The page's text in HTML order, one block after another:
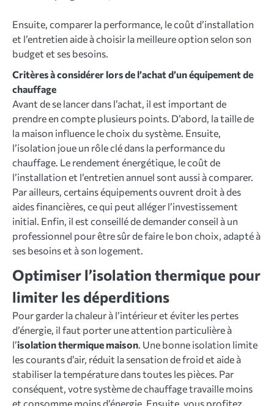
Ensuite, comparer la performance, le coût d’installation
et l’entretien aide à choisir la meilleure option selon son
budget et ses besoins.
Critères à considérer lors de l’achat d’un équipement de
chauffage
Avant de se lancer dans l’achat, il est important de
prendre en compte plusieurs points. D’abord, la taille de
la maison influence le choix du système. Ensuite,
l’isolation joue un rôle clé dans la performance du
chauffage. Le rendement énergétique, le coût de
l’installation et l’entretien annuel sont aussi à comparer.
Par ailleurs, certains équipements ouvrent droit à des
aides financières, ce qui peut alléger l’investissement
initial. Enfin, il est conseillé de demander conseil à un
professionnel pour être sûr de faire le bon choix, adapté à
ses besoins et à son logement.
Optimiser l’isolation thermique pour
limiter les déperditions
Pour garder la chaleur à l’intérieur et éviter les pertes
d’énergie, il faut porter une attention particulière à
l’isolation thermique maison . Une bonne isolation limite
les courants d’air, réduit la sensation de froid et aide à
stabiliser la température dans toutes les pièces. Par
conséquent, votre système de chauffage travaille moins
et consomme moins d’énergie. Ensuite, vous profitez